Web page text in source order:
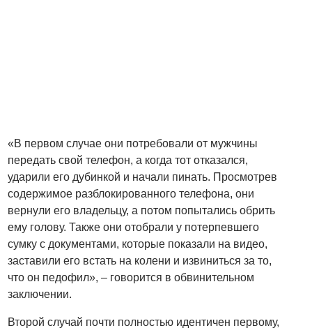
«В первом случае они потребовали от мужчины
передать свой телефон, а когда тот отказался,
ударили его дубинкой и начали пинать. Просмотрев
содержимое разблокированного телефона, они
вернули его владельцу, а потом попытались обрить
ему голову. Также они отобрали у потерпевшего
сумку с документами, которые показали на видео,
заставили его встать на колени и извиниться за то,
что он педофил», – говорится в обвинительном
заключении.
Второй случай почти полностью идентичен первому,